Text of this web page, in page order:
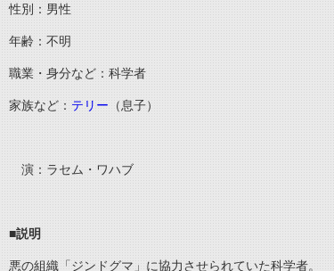
性別：男性
年齢：不明
職業・身分など：科学者
家族など： テリー （息子）
演：ラセム・ワハブ
■説明
悪の組織「ジンドグマ」に協力させられていた科学者。